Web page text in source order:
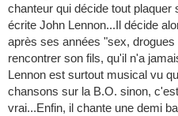
chanteur qui décide tout plaquer
écrite John Lennon...Il décide
après ses années "sex,
rencontrer son fils, qu'il n'a
Lennon est surtout musical vu
chansons sur la B.O. sinon,
vrai...Enfin, il chante une demi